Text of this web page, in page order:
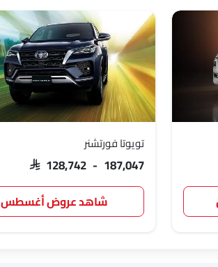
تويوتا فورتشنر
SAR 128,742 - 187,047
شاهد عروض أغسطس